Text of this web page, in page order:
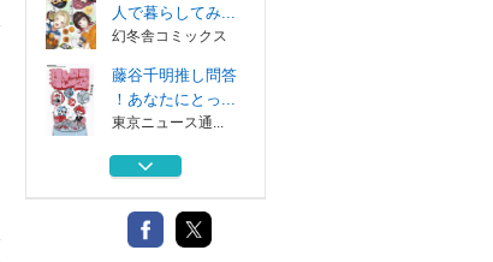
人で暮らしてみ...
幻冬舎コミックス
藤谷千明推し問答
！あなたにとっ...
東京ニュース通...
バンギャルちゃん
ホーム社
オタク女子が、４